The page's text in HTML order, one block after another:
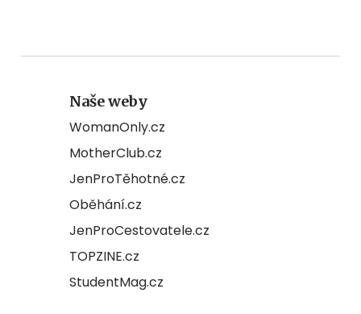
Naše weby
WomanOnly.cz
MotherClub.cz
JenProTěhotné.cz
Oběhání.cz
JenProCestovatele.cz
TOPZINE.cz
StudentMag.cz